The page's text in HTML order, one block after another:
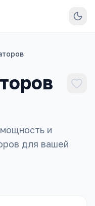
и
для вашей